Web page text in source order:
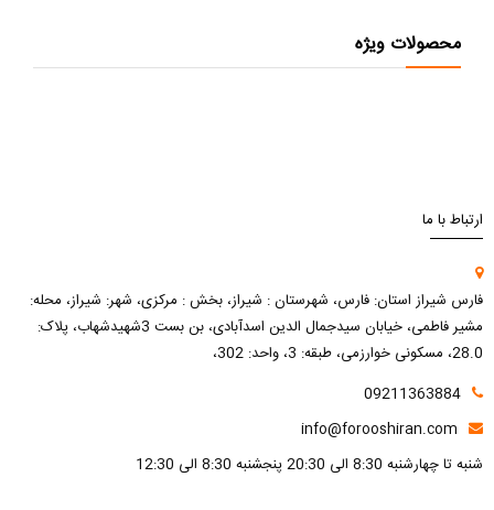
محصولات ویژه
ارتباط با ما
فارس شیراز استان: فارس، شهرستان : شیراز، بخش : مرکزی، شهر: شیراز، محله:
مشیر فاطمی، خیابان سیدجمال الدین اسدآبادی، بن بست 3شهیدشهاب، پلاک:
28.0، مسکونی خوارزمی، طبقه: 3، واحد: 302،
09211363884
info@forooshiran.com
شنبه تا چهارشنبه 8:30 الی 20:30 پنجشنبه 8:30 الی 12:30